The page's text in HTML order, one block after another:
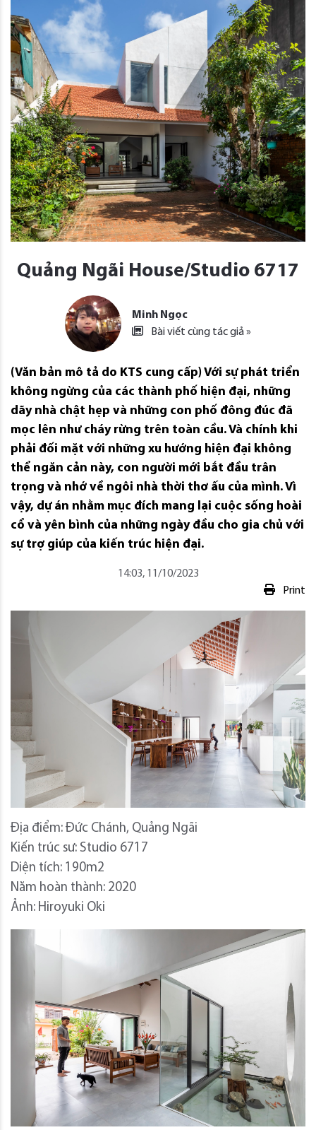
Quảng Ngãi House/Studio 6717
Minh Ngọc
Bài viết cùng tác giả »
(Văn bản mô tả do KTS cung cấp) Với sự phát triển
không ngừng của các thành phố hiện đại, những
dãy nhà chật hẹp và những con phố đông đúc đã
mọc lên như cháy rừng trên toàn cầu. Và chính khi
phải đối mặt với những xu hướng hiện đại không
thể ngăn cản này, con người mới bắt đầu trân
trọng và nhớ về ngôi nhà thời thơ ấu của mình. Vì
vậy, dự án nhằm mục đích mang lại cuộc sống hoài
cổ và yên bình của những ngày đầu cho gia chủ với
sự trợ giúp của kiến ​​trúc hiện đại.
14:03, 11/10/2023
Print
Địa điểm: Đức Chánh, Quảng Ngãi
Kiến trúc sư: Studio 6717
Diện tích: 190m2
Năm hoàn thành: 2020
Ảnh: Hiroyuki Oki